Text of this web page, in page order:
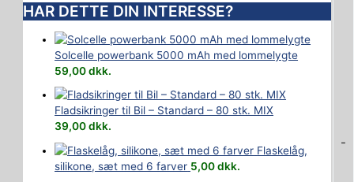
-
HAR DETTE DIN INTERESSE?
Solcelle powerbank 5000 mAh med lommelygte
59,00dkk.
Fladsikringer til Bil – Standard – 80 stk. MIX
39,00dkk.
Flaskelåg,
silikone, sæt med 6 farver 5,00dkk.